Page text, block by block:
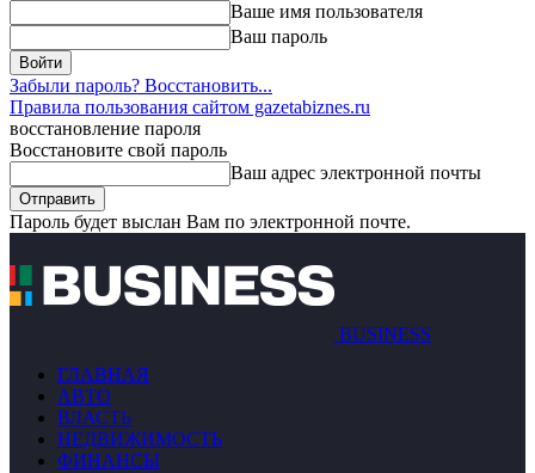
Ваше имя пользователя
Ваш пароль
Забыли пароль? Восстановить...
Правила пользования сайтом gazetabiznes.ru
восстановление пароля
Восстановите свой пароль
Ваш адрес электронной почты
Пароль будет выслан Вам по электронной почте.
BUSINESS
ГЛАВНАЯ
АВТО
ВЛАСТЬ
НЕДВИЖИМОСТЬ
ФИНАНСЫ